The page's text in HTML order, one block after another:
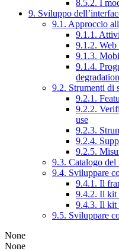
8.5.2. I
9. Sviluppo
9.1. Approccio
9.1.1.
9.1.2. Web
9.1.3.
9.1.4.
degradation
9.2. Strumenti di
9.2.1.
9.2.2.
use
9.2.3.
9.2.4.
9.2.5.
9.3. Catalogo del
9.4. Sviluppare
9.4.1. Il
9.4.2. Il kit
9.4.3. Il kit
9.5. Sviluppare
None
None